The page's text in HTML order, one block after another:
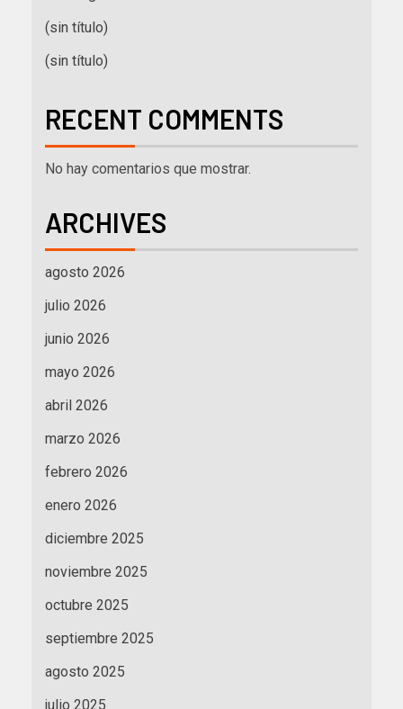
(sin título)
(sin título)
RECENT COMMENTS
No hay comentarios que mostrar.
ARCHIVES
agosto 2026
julio 2026
junio 2026
mayo 2026
abril 2026
marzo 2026
febrero 2026
enero 2026
diciembre 2025
noviembre 2025
octubre 2025
septiembre 2025
agosto 2025
julio 2025